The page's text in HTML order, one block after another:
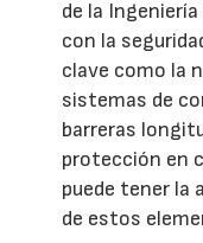
de la
con la
clave como la
sistemas de
barreras
protección en
puede tener la
de estos